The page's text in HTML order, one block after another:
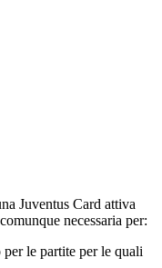
Juventus Card attiva
necessaria per:
le partite per le quali